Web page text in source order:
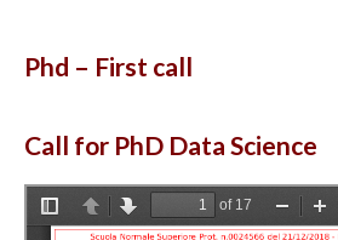
Phd – First call
Call for PhD Data Science